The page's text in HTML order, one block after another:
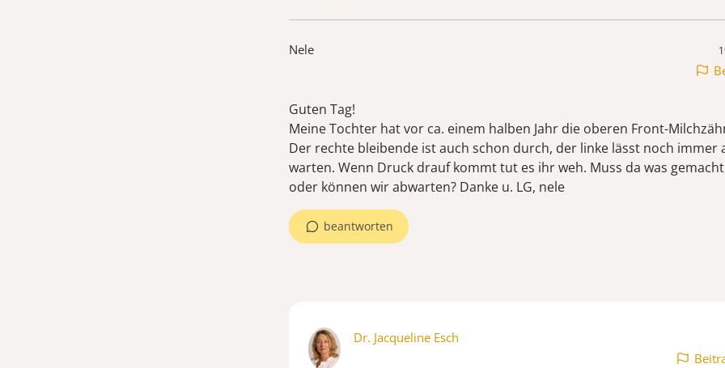
Nele
Guten Tag!
Meine Tochter hat vor ca. einem halben Jahr die oberen Front-
Der rechte bleibende ist auch schon durch, der linke lässt noch immer
warten. Wenn Druck drauf kommt tut es ihr weh. Muss da was
oder können wir abwarten? Danke u. LG, nele
beantworten
Dr. Jacqueline Esch